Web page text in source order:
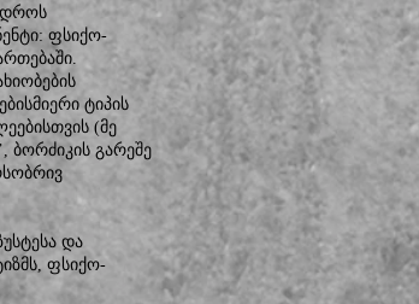
დროს
ფსიქო-
ტიპის
(მე
ბორძიკის გარეშე
და
ფსიქო-